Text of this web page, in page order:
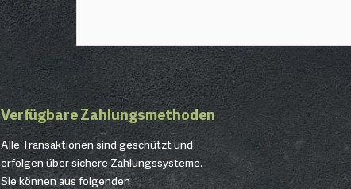
Verfügbare Zahlungsmethoden
Alle Transaktionen sind geschützt und
erfolgen über sichere Zahlungssysteme.
Sie können aus folgenden